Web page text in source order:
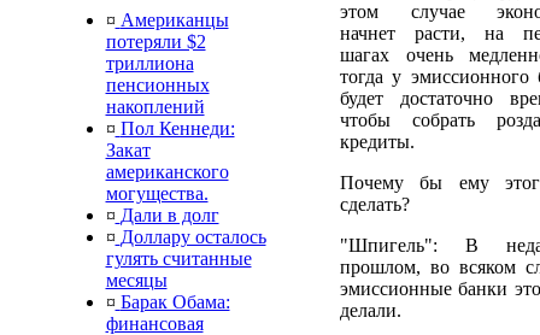
¤ Американцы
потеряли $2
триллиона
пенсионных
накоплений
¤ Пол Кеннеди:
Закат
американского
могущества.
¤ Дали в долг
¤ Доллару осталось
гулять считанные
месяцы
¤ Барак Обама:
финансовая
этом случае
начнет расти, на
шагах очень
тогда у эмиссионного
будет достаточно
чтобы собрать
кредиты.
Почему бы ему
сделать?
"Шпигель": В
прошлом, во всяком
эмиссионные банки
делали.